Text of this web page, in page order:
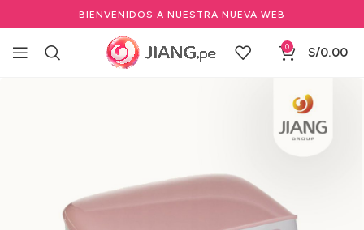
BIENVENIDOS A NUESTRA NUEVA WEB
0 S/0.00